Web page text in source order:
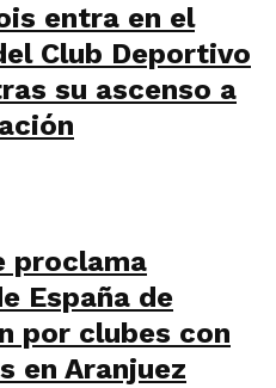
entra en el
Club Deportivo
su ascenso a
proclama
España de
por clubes con
en Aranjuez